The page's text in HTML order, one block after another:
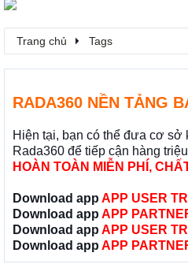
Trang chủ Tags
RADA360 NỀN TẢNG
Hiện tại, bạn có thể đưa cơ sở
Rada360 để tiếp cận hàng
HOÀN TOÀN MIỄN PHÍ,
Download app APP USER
Download app APP
Download app APP USER
Download app APP